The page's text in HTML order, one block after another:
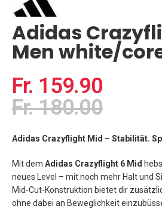
springen
Adidas
Men white/
Fr. 159.90
Fr. 180.00
Adidas Crazyflight Mid – Stabilität.
Mit dem Adidas Crazyflight 6 Mid
neues Level – mit noch mehr Halt und
Mid-Cut-Konstruktion bietet dir
ohne dabei an Beweglichkeit